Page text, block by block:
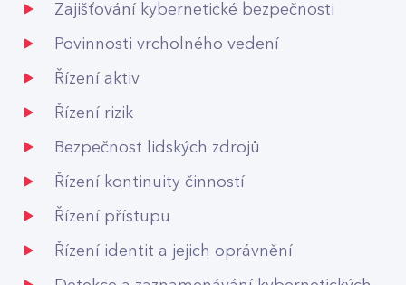
​​Zajišťování kybernetické bezpečnosti
Povinnosti vrcholného vedení
Řízení aktiv
Řízení rizik
Bezpečnost lidských zdrojů
Řízení kontinuity činností
Řízení přístupu
Řízení identit a jejich oprávnění